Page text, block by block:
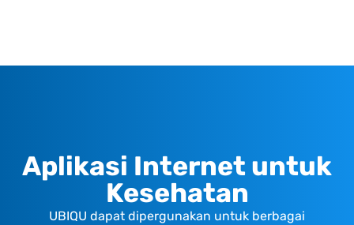
Aplikasi Internet untuk
Kesehatan
UBIQU dapat dipergunakan untuk berbagai